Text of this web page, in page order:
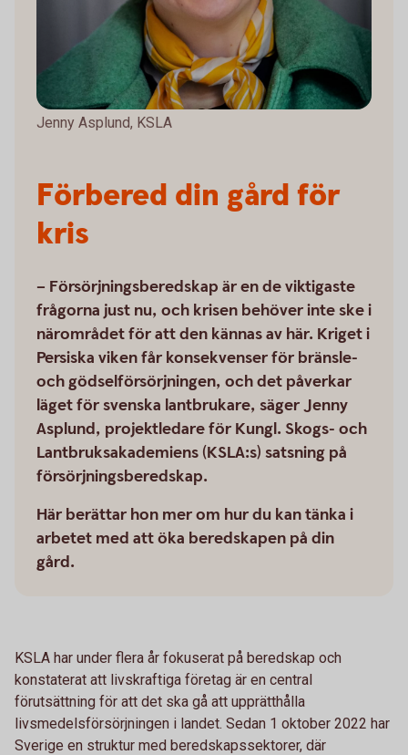
Förbered din gård för
kris
– Försörjningsberedskap är en de viktigaste
frågorna just nu, och krisen behöver inte ske i
närområdet för att den kännas av här. Kriget i
Persiska viken får konsekvenser för bränsle-
och gödselförsörjningen, och det påverkar
läget för svenska lantbrukare, säger Jenny
Asplund, projektledare för Kungl. Skogs- och
Lantbruksakademiens (KSLA:s) satsning på
försörjningsberedskap.
Här berättar hon mer om hur du kan tänka i
arbetet med att öka beredskapen på din
gård.
Jenny Asplund, KSLA
KSLA har under flera år fokuserat på beredskap och
konstaterat att livskraftiga företag är en central
förutsättning för att det ska gå att upprätthålla
livsmedelsförsörjningen i landet. Sedan 1 oktober 2022 har
Sverige en struktur med beredskapssektorer, där